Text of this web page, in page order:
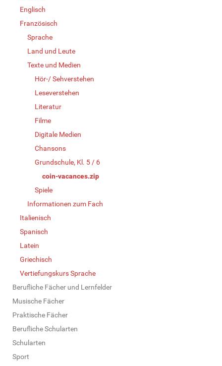
Englisch
Französisch
Sprache
Land und Leute
Texte und Medien
Hör-/ Sehverstehen
Leseverstehen
Literatur
Filme
Digitale Medien
Chansons
Grundschule, Kl. 5 / 6
coin-vacances.zip
Spiele
Informationen zum Fach
Italienisch
Spanisch
Latein
Griechisch
Vertiefungskurs Sprache
Berufliche Fächer und Lernfelder
Musische Fächer
Praktische Fächer
Berufliche Schularten
Schularten
Sport